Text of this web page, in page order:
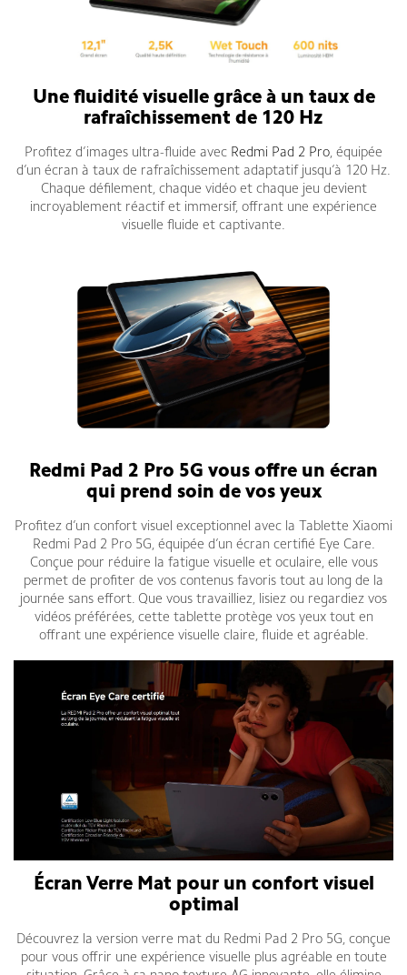
Une fluidité visuelle grâce à un taux de
rafraîchissement de 120 Hz
Profitez d’images ultra-fluide avec Redmi Pad 2 Pro, équipée
d’un écran à taux de rafraîchissement adaptatif jusqu’à 120 Hz.
Chaque défilement, chaque vidéo et chaque jeu devient
incroyablement réactif et immersif, offrant une expérience
visuelle fluide et captivante.
Redmi Pad 2 Pro 5G vous offre un écran
qui prend soin de vos yeux
Profitez d’un confort visuel exceptionnel avec la Tablette Xiaomi
Redmi Pad 2 Pro 5G, équipée d’un écran certifié Eye Care.
Conçue pour réduire la fatigue visuelle et oculaire, elle vous
permet de profiter de vos contenus favoris tout au long de la
journée sans effort. Que vous travailliez, lisiez ou regardiez vos
vidéos préférées, cette tablette protège vos yeux tout en
offrant une expérience visuelle claire, fluide et agréable.
Écran Verre Mat pour un confort visuel
optimal
Découvrez la version verre mat du Redmi Pad 2 Pro 5G, conçue
pour vous offrir une expérience visuelle plus agréable en toute